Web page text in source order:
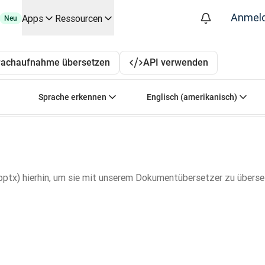
wichtigsten Anwendungsfälle und Integrationen
Übersetzungsworkflows – für alle Teams, die
mit Slator
API
Neu Apps Ressourcen
Beliebt: Englisch-Deutsch, Französisch-
übersetzen API verwenden
Ausgangssprache auswählen. Derzeit ausgewählt:
Sprache erkennen Zielsprache
Englisch (amerikanisch)
hierhin, um sie mit unserem Dokumentübersetzer zu